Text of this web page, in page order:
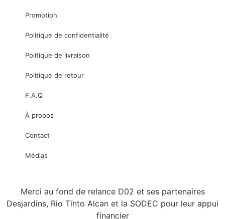
Promotion
Politique de confidentialité
Politique de livraison
Politique de retour
F.A.Q
À propos
Contact
Médias
Merci au fond de relance D02 et ses partenaires
Desjardins, Rio Tinto Alcan et la SODEC pour leur appui
financier